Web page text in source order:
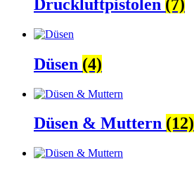
Druckluftpistolen (7)
Düsen (4)
Düsen & Muttern (12)